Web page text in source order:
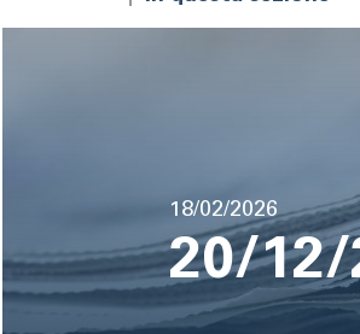
Data
di
pubblicazione
18/02/2026
20/12/